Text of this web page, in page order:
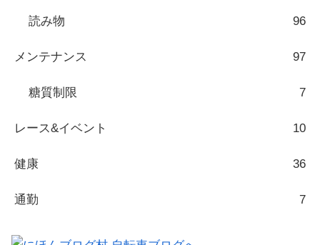
読み物 96
メンテナンス 97
糖質制限 7
レース&イベント 10
健康 36
通勤 7